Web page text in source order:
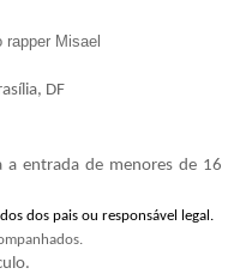
rapper Misael
DF
a entrada de menores de 16
dos pais ou responsável legal.